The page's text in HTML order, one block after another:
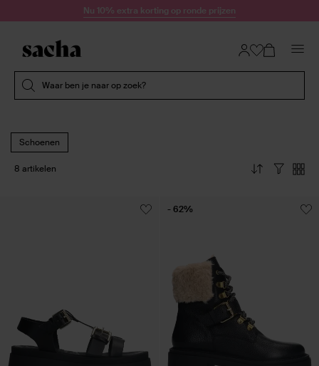
Doorgaan naar artikelNu 10% extra korting op ronde prijzen
Waar ben je naar op zoek?
Schoenen
8 artikelen
- 62%